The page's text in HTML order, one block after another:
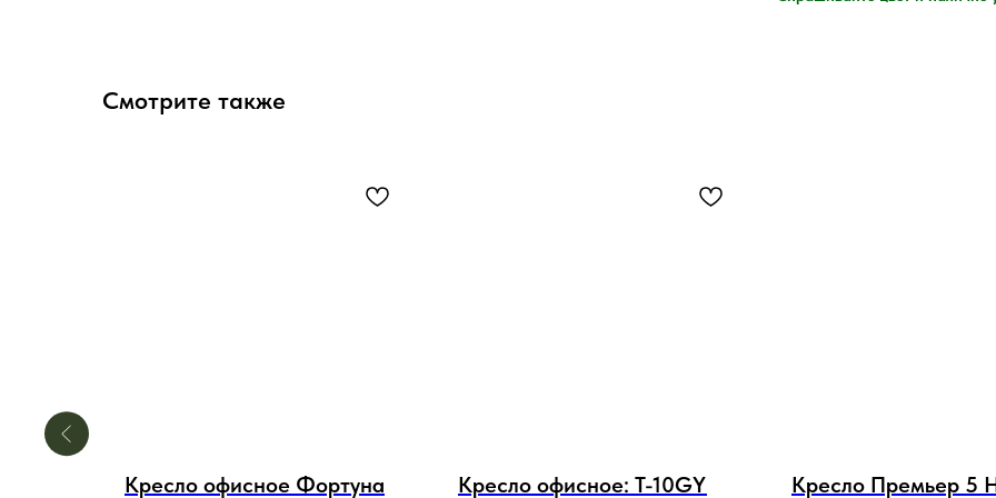
Смотрите также
Кресло офисное Фортуна Кресло офисное: T-10GY Кресло Премьер 5